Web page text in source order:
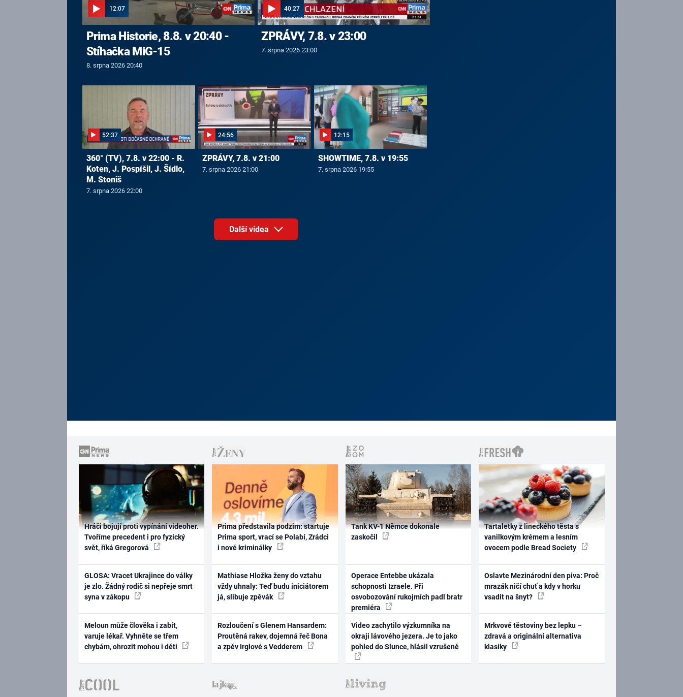
12:07
Prima Historie, 8.8. v 20:40 -
Stíhačka MiG-15
8. srpna 2026 20:40
40:27
ZPRÁVY, 7.8. v 23:00
7. srpna 2026 23:00
52:37
360° (TV), 7.8. v 22:00 - R.
Koten, J. Pospíšil, J. Šídlo,
M. Stoniš
7. srpna 2026 22:00
24:56
ZPRÁVY, 7.8. v 21:00
7. srpna 2026 21:00
12:15
SHOWTIME, 7.8. v 19:55
7. srpna 2026 19:55
Další videa
Hráči bojují proti vypínání videoher.
Tvoříme precedent i pro fyzický
svět, říká Gregorová
GLOSA: Vracet Ukrajince do války
je zlo. Žádný rodič si nepřeje smrt
syna v zákopu
Meloun může člověka i zabít,
varuje lékař. Vyhněte se třem
chybám, ohrozit mohou i děti
Prima představila podzim: startuje
Prima sport, vrací se Polabí, Zrádci
i nové kriminálky
Mathiase Hložka ženy do vztahu
vždy uhnaly: Teď budu iniciátorem
já, slibuje zpěvák
Rozloučení s Glenem Hansardem:
Proutěná rakev, dojemná řeč Bona
a zpěv Irglové s Vedderem
Tank KV-1 Němce dokonale
zaskočil
Operace Entebbe ukázala
schopnosti Izraele. Při
osvobozování rukojmích padl bratr
premiéra
Video zachytilo výzkumníka na
okraji lávového jezera. Je to jako
pohled do Slunce, hlásil vzrušeně
Tartaletky z lineckého těsta s
vanilkovým krémem a lesním
ovocem podle Bread Society
Oslavte Mezinárodní den piva: Proč
mrazák ničí chuť a kdy v horku
vsadit na šnyt?
Mrkvové těstoviny bez lepku –
zdravá a originální alternativa
klasiky